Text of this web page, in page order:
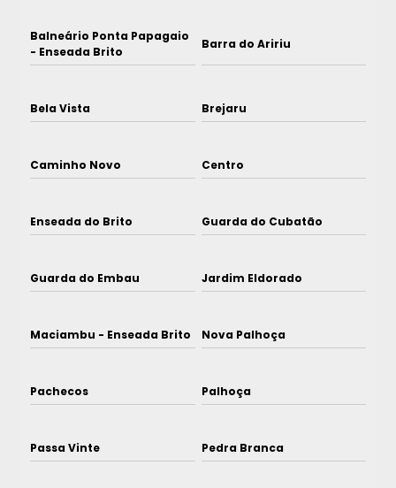
Balneário Ponta Papagaio
- Enseada Brito
Barra do Aririu
Bela Vista Brejaru
Caminho Novo Centro
Enseada do Brito Guarda do Cubatão
Guarda do Embau Jardim Eldorado
Maciambu - Enseada Brito Nova Palhoça
Pachecos Palhoça
Passa Vinte Pedra Branca